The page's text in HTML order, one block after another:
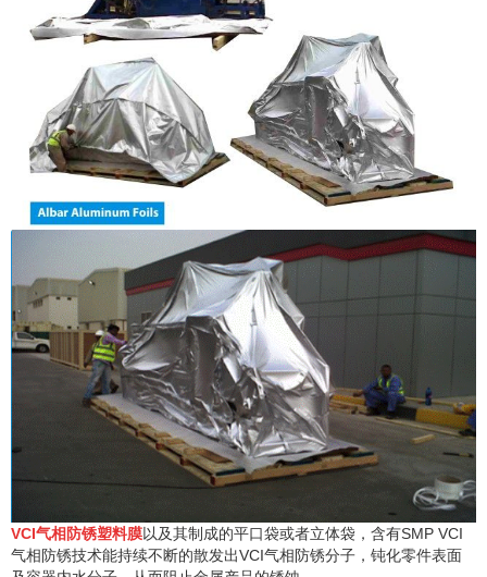
VCI气相防锈塑料膜以及其制成的平口袋或者立体袋，含有SMP VCI
气相防锈技术能持续不断的散发出VCI气相防锈分子，钝化零件表面